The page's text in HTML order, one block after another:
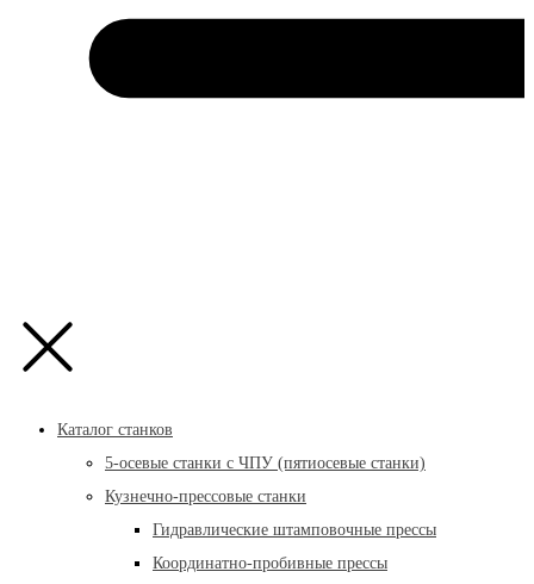
Каталог станков
5-осевые станки с ЧПУ (пятиосевые станки)
Кузнечно-прессовые станки
Гидравлические штамповочные прессы
Координатно-пробивные прессы